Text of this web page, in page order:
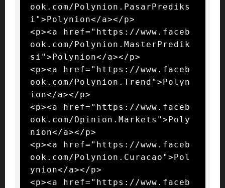
ook.com/Polynion.PasarPrediks
i">Polynion</a></p>
<p><a href="https://www.faceb
ook.com/Polynion.MasterPredik
si">Polynion</a></p>
<p><a href="https://www.faceb
ook.com/Polynion.Trend">Polyn
ion</a></p>
<p><a href="https://www.faceb
ook.com/Opinion.Markets">Poly
nion</a></p>
<p><a href="https://www.faceb
ook.com/Polynion.Curacao">Pol
ynion</a></p>
<p><a href="https://www.faceb